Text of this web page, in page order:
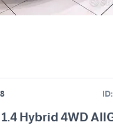
8
Hybrid 4WD